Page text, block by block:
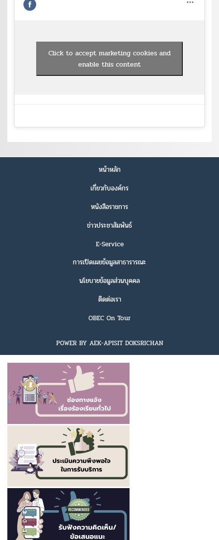
Click to accept marketing cookies and
enable this content
หน้าหลัก
เกี่ยวกับองค์กร
หนังสือราชการ
ข่าวประชาสัมพันธ์
E-Service
การเปิดเผยข้อมูลสาธารารณะ
นโยบายข้อมูลส่วนบุคคล
ติดต่อเรา
OBEC On Tour
POWER BY AEK-APISIT DOKSRICHAN